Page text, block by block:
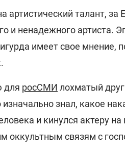
артистический талант,
и ненадежного артиста.
имеет свое мнение,
для росСМИ лохматый
изначально знал, какое
и кинулся актеру
оккультным связям с